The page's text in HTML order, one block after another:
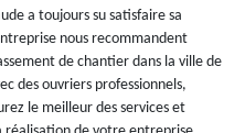
a toujours su satisfaire sa
nous recommandent
de chantier dans la ville de
des ouvriers professionnels,
le meilleur des services et